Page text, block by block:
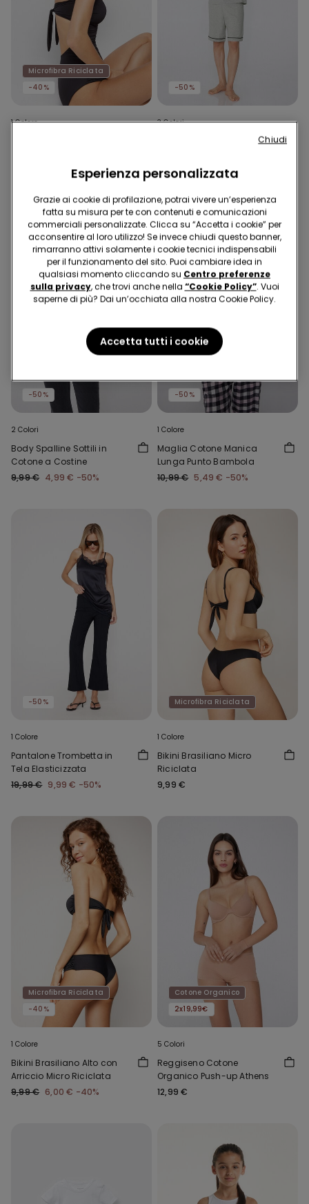
Microfibra Riciclata
-40%
1 Colore
12,00 €-40%
-50%
3 Colori
Pigiama Corto Basic Piping
16,99 € 8,49 €-50%
-50%
2 Colori
Body Spalline Sottili in
Cotone a Costine
9,99 € 4,99 € -50%
-50%
1 Colore
Maglia Cotone Manica
Lunga Punto Bambola
10,99 € 5,49 € -50%
-50%
1 Colore
Pantalone Trombetta in
Tela Elasticizzata
19,99 € 9,99 € -50%
Microfibra Riciclata
1 Colore
Bikini Brasiliano Micro
Riciclata
9,99 €
Microfibra Riciclata
-40%
1 Colore
Bikini Brasiliano Alto con
Arriccio Micro Riciclata
9,99 € 6,00 € -40%
Cotone Organico
2x19,99€
5 Colori
Reggiseno Cotone
Organico Push-up Athens
12,99 €
Esperienza personalizzata
Grazie ai cookie di profilazione, potrai vivere un’esperienza
fatta su misura per te con contenuti e comunicazioni
commerciali personalizzate. Clicca su “Accetta i cookie” per
acconsentire al loro utilizzo! Se invece chiudi questo banner,
rimarranno attivi solamente i cookie tecnici indispensabili
per il funzionamento del sito. Puoi cambiare idea in
qualsiasi momento cliccando su Centro preferenze
sulla privacy, che trovi anche nella “Cookie Policy”. Vuoi
saperne di più? Dai un’occhiata alla nostra Cookie Policy.
Accetta tutti i cookie
Chiudi